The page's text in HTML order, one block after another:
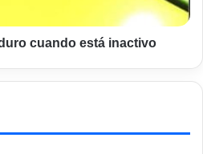
cuando está inactivo